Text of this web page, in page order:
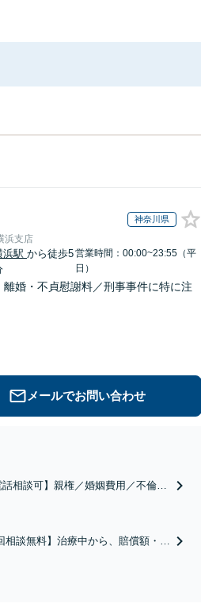
神奈川県
浜支店
浜駅から徒歩5営業時間：00:00~23:55（平
日）
離婚・不貞慰謝料／刑事事件に特に注
メールでお問い合わせ
話相談可】親権／婚姻費用／不倫慰
談無料】治療中から、賠償額・過